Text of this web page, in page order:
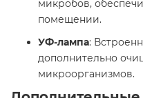
микробов,
помещении.
УФ-лампа:
дополнительно
микроорганизмов.